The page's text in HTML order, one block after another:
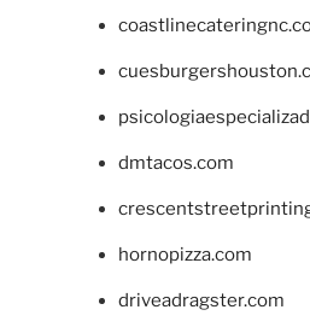
dmtacos.com
hornopizza.com
driveadragster.com